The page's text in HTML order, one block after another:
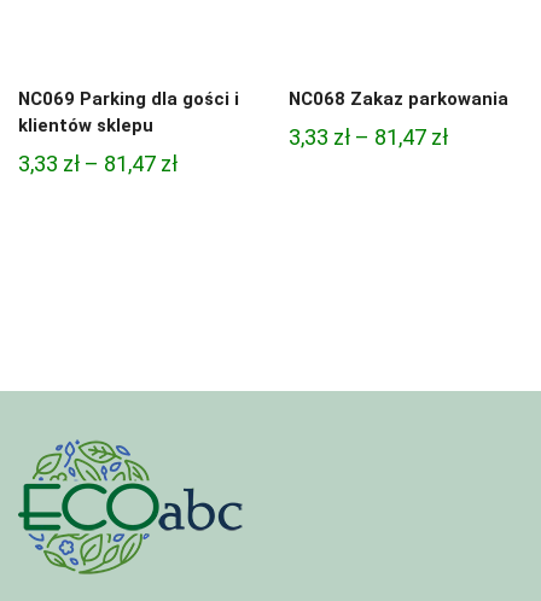
NC069 Parking dla gości i
klientów sklepu
3,33 zł – 81,47 złZakres
NC068 Zakaz parkowania
3,33 zł – 81,47 złZakres